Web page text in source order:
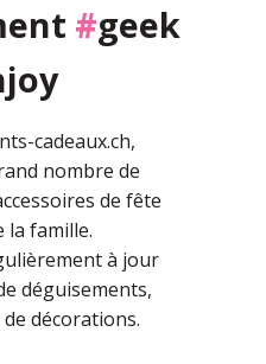
#geek
cadeaux.ch,
nombre de
de fête
famille.
à jour
déguisements,
décorations.